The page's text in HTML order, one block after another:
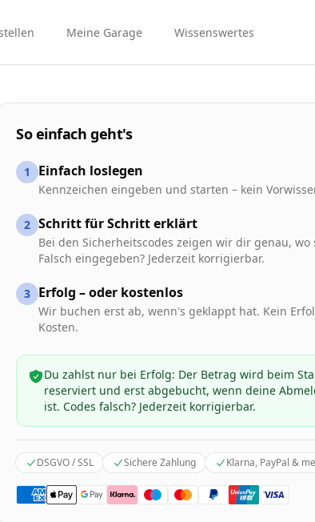
Meine Garage Wissenswertes
So einfach geht's
1 Einfach loslegen
Kennzeichen eingeben und starten – kein
2 Schritt für Schritt erklärt
Bei den Sicherheitscodes zeigen wir dir genau, wo
Falsch eingegeben? Jederzeit korrigierbar.
3 Erfolg – oder kostenlos
Wir buchen erst ab, wenn's geklappt hat. Kein
Kosten.
Du zahlst nur bei Erfolg: Der Betrag wird beim
reserviert und erst abgebucht, wenn deine
ist. Codes falsch? Jederzeit korrigierbar.
DSGVO / SSL Sichere Zahlung Klarna, PayPal &